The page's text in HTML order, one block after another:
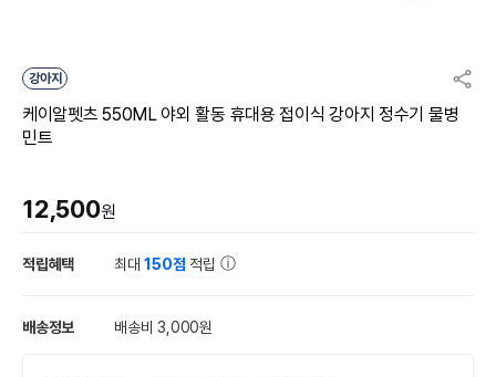
강아지
케이알펫츠 550ML 야외 활동 휴대용 접이식 강아지 정수기 물병
민트
12,500원
적립혜택 최대150점 적립
배송정보 배송비 3,000원